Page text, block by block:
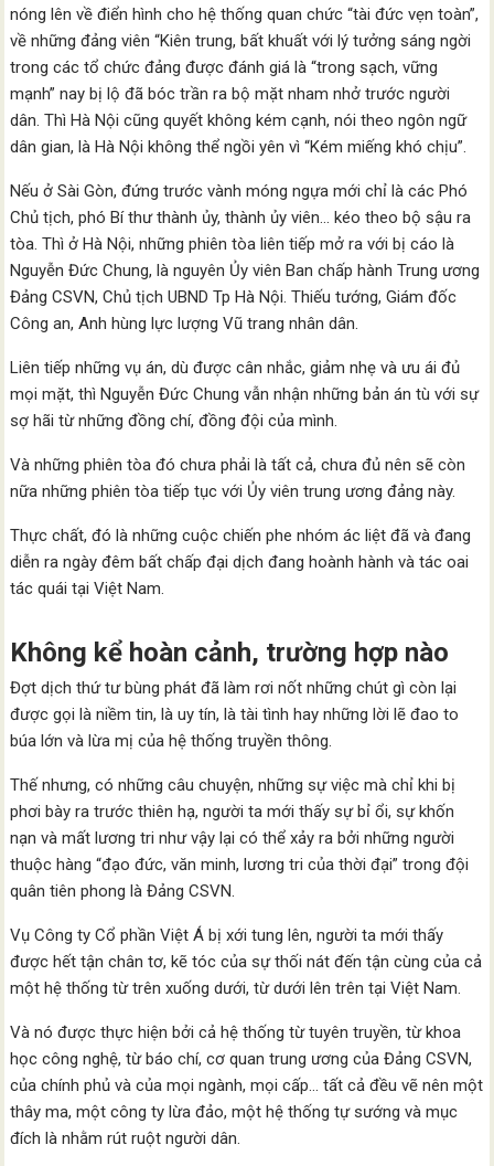
nóng lên về điển hình cho hệ thống quan chức “tài đức vẹn toàn”,
về những đảng viên “Kiên trung, bất khuất với lý tưởng sáng ngời
trong các tổ chức đảng được đánh giá là “trong sạch, vững
mạnh” nay bị lộ đã bóc trần ra bộ mặt nham nhở trước người
dân. Thì Hà Nội cũng quyết không kém cạnh, nói theo ngôn ngữ
dân gian, là Hà Nội không thể ngồi yên vì “Kém miếng khó chịu”.
Nếu ở Sài Gòn, đứng trước vành móng ngựa mới chỉ là các Phó
Chủ tịch, phó Bí thư thành ủy, thành ủy viên… kéo theo bộ sậu ra
tòa. Thì ở Hà Nội, những phiên tòa liên tiếp mở ra với bị cáo là
Nguyễn Đức Chung, là nguyên Ủy viên Ban chấp hành Trung ương
Đảng CSVN, Chủ tịch UBND Tp Hà Nội. Thiếu tướng, Giám đốc
Công an, Anh hùng lực lượng Vũ trang nhân dân.
Liên tiếp những vụ án, dù được cân nhắc, giảm nhẹ và ưu ái đủ
mọi mặt, thì Nguyễn Đức Chung vẫn nhận những bản án tù với sự
sợ hãi từ những đồng chí, đồng đội của mình.
Và những phiên tòa đó chưa phải là tất cả, chưa đủ nên sẽ còn
nữa những phiên tòa tiếp tục với Ủy viên trung ương đảng này.
Thực chất, đó là những cuộc chiến phe nhóm ác liệt đã và đang
diễn ra ngày đêm bất chấp đại dịch đang hoành hành và tác oai
tác quái tại Việt Nam.
Không kể hoàn cảnh, trường hợp nào
Đợt dịch thứ tư bùng phát đã làm rơi nốt những chút gì còn lại
được gọi là niềm tin, là uy tín, là tài tình hay những lời lẽ đao to
búa lớn và lừa mị của hệ thống truyền thông.
Thế nhưng, có những câu chuyện, những sự việc mà chỉ khi bị
phơi bày ra trước thiên hạ, người ta mới thấy sự bỉ ổi, sự khốn
nạn và mất lương tri như vậy lại có thể xảy ra bởi những người
thuộc hàng “đạo đức, văn minh, lương tri của thời đại” trong đội
quân tiên phong là Đảng CSVN.
Vụ Công ty Cổ phần Việt Á bị xới tung lên, người ta mới thấy
được hết tận chân tơ, kẽ tóc của sự thối nát đến tận cùng của cả
một hệ thống từ trên xuống dưới, từ dưới lên trên tại Việt Nam.
Và nó được thực hiện bởi cả hệ thống từ tuyên truyền, từ khoa
học công nghệ, từ báo chí, cơ quan trung ương của Đảng CSVN,
của chính phủ và của mọi ngành, mọi cấp… tất cả đều vẽ nên một
thây ma, một công ty lừa đảo, một hệ thống tự sướng và mục
đích là nhằm rút ruột người dân.